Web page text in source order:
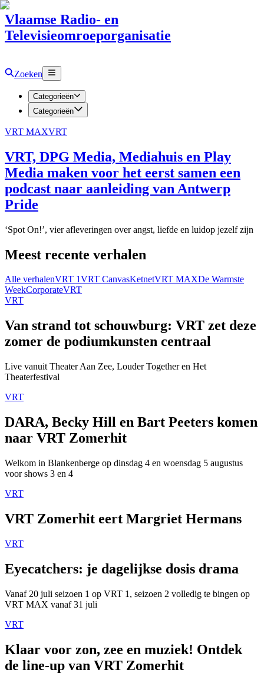
Vlaamse Radio- en
Televisieomroeporganisatie
Zoeken
Categorieën
Categorieën
VRT MAXVRT
VRT, DPG Media, Mediahuis en Play
Media maken voor het eerst samen een
podcast naar aanleiding van Antwerp
Pride
‘Spot On!’, vier afleveringen over angst, liefde en luidop jezelf zijn
Meest recente verhalen
Alle verhalenVRT 1VRT CanvasKetnetVRT MAXDe Warmste
WeekCorporateVRT
VRT
Van strand tot schouwburg: VRT zet deze
zomer de podiumkunsten centraal
Live vanuit Theater Aan Zee, Louder Together en Het
Theaterfestival
VRT
DARA, Becky Hill en Bart Peeters komen
naar VRT Zomerhit
Welkom in Blankenberge op dinsdag 4 en woensdag 5 augustus
voor shows 3 en 4
VRT
VRT Zomerhit eert Margriet Hermans
VRT
Eyecatchers: je dagelijkse dosis drama
Vanaf 20 juli seizoen 1 op VRT 1, seizoen 2 volledig te bingen op
VRT MAX vanaf 31 juli
VRT
Klaar voor zon, zee en muziek! Ontdek
de line-up van VRT Zomerhit